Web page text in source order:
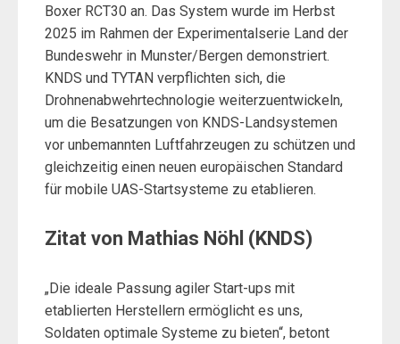
Boxer RCT30 an. Das System wurde im Herbst
2025 im Rahmen der Experimentalserie Land der
Bundeswehr in Munster/Bergen demonstriert.
KNDS und TYTAN verpflichten sich, die
Drohnenabwehrtechnologie weiterzuentwickeln,
um die Besatzungen von KNDS-Landsystemen
vor unbemannten Luftfahrzeugen zu schützen und
gleichzeitig einen neuen europäischen Standard
für mobile UAS-Startsysteme zu etablieren.
Zitat von Mathias Nöhl (KNDS)
„Die ideale Passung agiler Start-ups mit
etablierten Herstellern ermöglicht es uns,
Soldaten optimale Systeme zu bieten“, betont